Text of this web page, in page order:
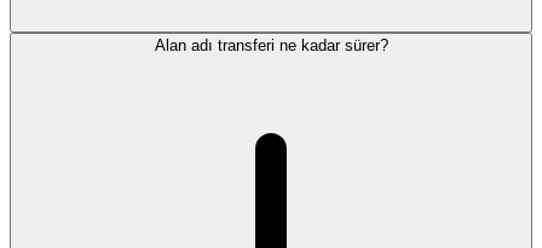
Alan adı transferi ne kadar sürer?